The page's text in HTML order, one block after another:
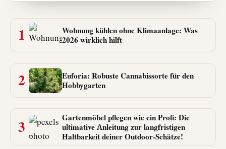
1
Wohnung kühlen ohne Klimaanlage: Was
2026 wirklich hilft
2
Euforia: Robuste Cannabissorte für den
Hobbygarten
3
Gartenmöbel pflegen wie ein Profi: Die
ultimative Anleitung zur langfristigen
Haltbarkeit deiner Outdoor-Schätze!